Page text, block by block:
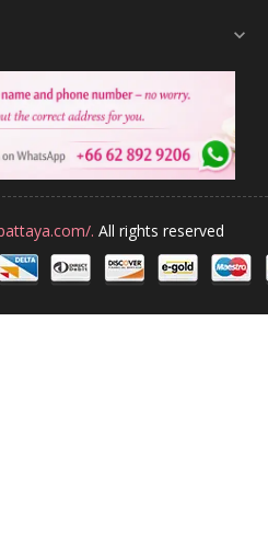
expand_more
. All rights reserved